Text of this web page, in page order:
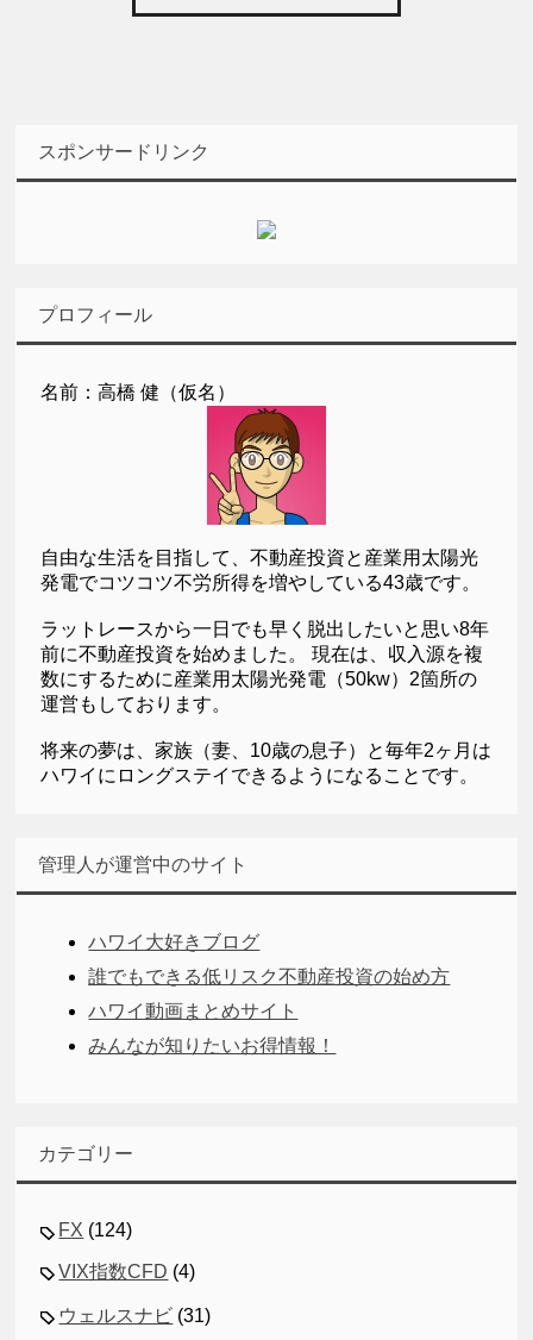
スポンサードリンク
プロフィール
名前：高橋 健（仮名）
自由な生活を目指して、不動産投資と産業用太陽光
発電でコツコツ不労所得を増やしている43歳です。
ラットレースから一日でも早く脱出したいと思い8年
前に不動産投資を始めました。 現在は、収入源を複
数にするために産業用太陽光発電（50kw）2箇所の
運営もしております。
将来の夢は、家族（妻、10歳の息子）と毎年2ヶ月は
ハワイにロングステイできるようになることです。
管理人が運営中のサイト
ハワイ大好きブログ
誰でもできる低リスク不動産投資の始め方
ハワイ動画まとめサイト
みんなが知りたいお得情報！
カテゴリー
FX (124)
VIX指数CFD (4)
ウェルスナビ (31)